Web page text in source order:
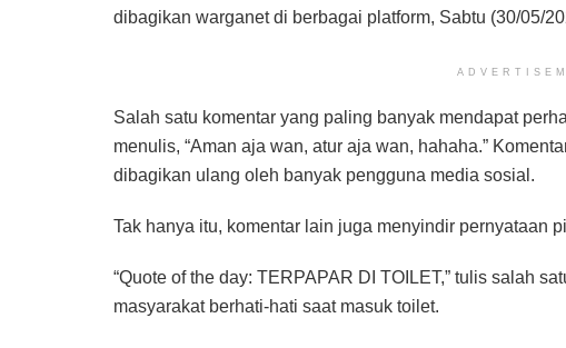
dibagikan warganet di berbagai platform, Sabtu (30/05/
Salah satu komentar yang paling banyak mendapat
menulis, “Aman aja wan, atur aja wan, hahaha.”
dibagikan ulang oleh banyak pengguna media sosial.
Tak hanya itu, komentar lain juga menyindir pernyataan
“Quote of the day: TERPAPAR DI TOILET,” tulis salah
masyarakat berhati-hati saat masuk toilet.